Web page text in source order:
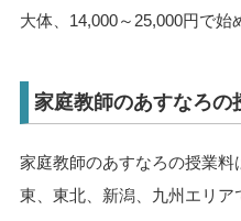
大体、14,000～25,000円で始
家庭教師のあすなろの
家庭教師のあすなろの授業
東、東北、新潟、九州エリア